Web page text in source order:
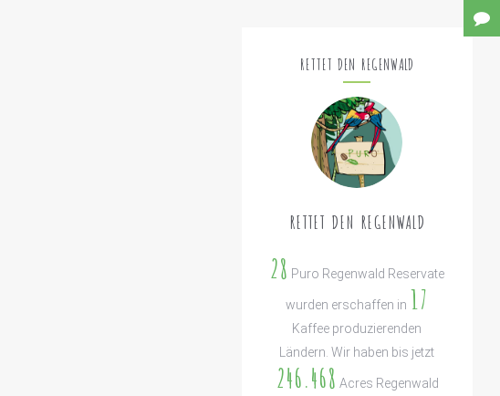
RETTET DEN REGENWALD
RETTET DEN REGENWALD
28 Puro Regenwald Reservate
wurden erschaffen in 17
Kaffee produzierenden
Ländern. Wir haben bis jetzt
246.468 Acres Regenwald